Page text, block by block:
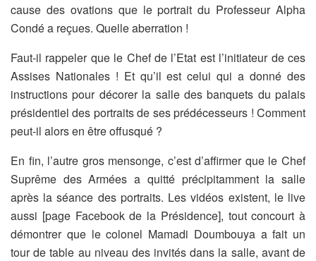
cause des ovations que le portrait du Professeur Alpha
Condé a reçues. Quelle aberration !
Faut-il rappeler que le Chef de l’Etat est l’initiateur de ces
Assises Nationales ! Et qu’il est celui qui a donné des
instructions pour décorer la salle des banquets du palais
présidentiel des portraits de ses prédécesseurs ! Comment
peut-il alors en être offusqué ?
En fin, l’autre gros mensonge, c’est d’affirmer que le Chef
Suprême des Armées a quitté précipitamment la salle
après la séance des portraits. Les vidéos existent, le live
aussi [page Facebook de la Présidence], tout concourt à
démontrer que le colonel Mamadi Doumbouya a fait un
tour de table au niveau des invités dans la salle, avant de